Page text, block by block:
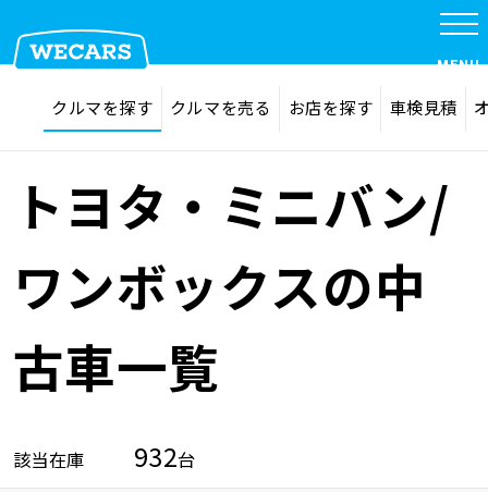
在庫検索 サイト内検索
MENU
クルマを探す
クルマを探す クルマを売る お店を探す 車検見積
トヨタ・ミニバン/
ワンボックスの中
古車一覧
該当在庫 932台